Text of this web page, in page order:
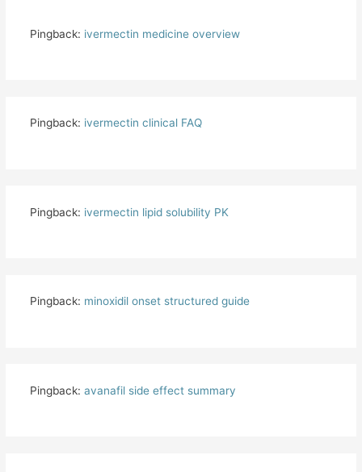
Pingback: ivermectin medicine overview
Pingback: ivermectin clinical FAQ
Pingback: ivermectin lipid solubility PK
Pingback: minoxidil onset structured guide
Pingback: avanafil side effect summary